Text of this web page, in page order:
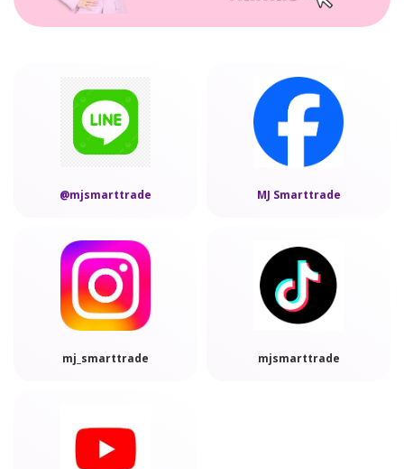
@mjsmarttrade MJ Smarttrade
mj_smarttrade mjsmarttrade